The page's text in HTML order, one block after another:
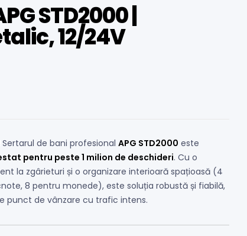
STD2000 |
12/24V
Sertarul de bani profesionalAPG STD2000 este
pentru peste 1 milion de deschideri. Cu o
la zgârieturi și o organizare interioară spațioasă (4
8 pentru monede), este soluția robustă și fiabilă,
punct de vânzare cu trafic intens.